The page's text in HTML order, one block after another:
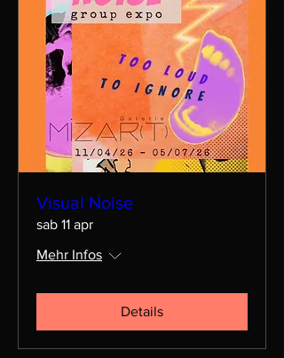
Visual Noise
sab 11 apr
Mehr Infos
Details